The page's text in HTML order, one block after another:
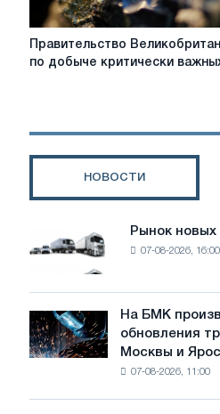
2026
Правительство
Великобритании
добыче
Правительство
по добыче критически
НОВОСТИ
Рынок
новых
грузовиков
в
июле
Рынок новых
07-08-2026, 16:00
На
БМК
произвели
На БМК
обновления
Москвы и
07-08-2026, 11:00